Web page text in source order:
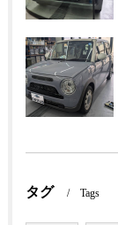
タグ Tags